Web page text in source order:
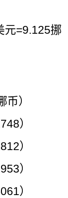
元=9.125挪
）
）
）
）
）